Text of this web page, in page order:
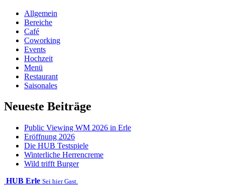
Allgemein
Bereiche
Café
Coworking
Events
Hochzeit
Menü
Restaurant
Saisonales
Neueste Beiträge
Public Viewing WM 2026 in Erle
Eröffnung 2026
Die HUB Testspiele
Winterliche Herrencreme
Wild trifft Burger
HUB Erle Sei hier Gast.